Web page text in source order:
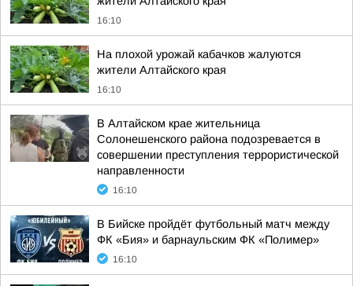
16:10
На плохой урожай кабачков жалуются
жители Алтайского края
16:10
В Алтайском крае жительница
Солонешенского района подозревается в
совершении преступления террористической
направленности
16:10
В Бийске пройдёт футбольный матч между
ФК «Бия» и барнаульским ФК «Полимер»
16:10